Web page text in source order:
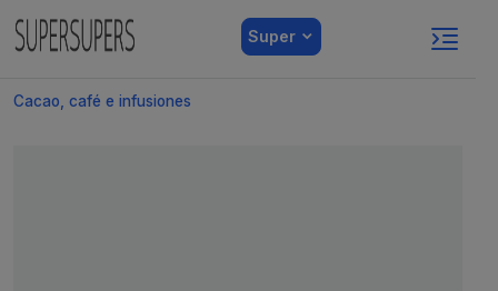
Super
Cacao, café e infusiones